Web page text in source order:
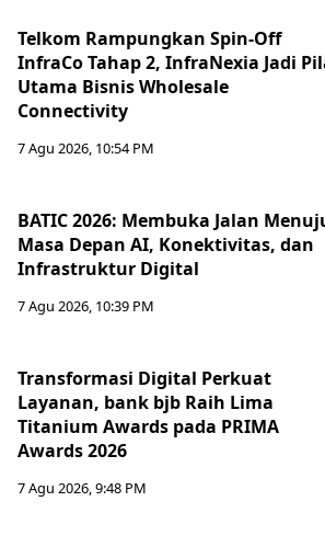
Telkom Rampungkan Spin-Off
InfraCo Tahap 2, InfraNexia Jadi
Utama Bisnis Wholesale
Connectivity
7 Agu 2026, 10:54 PM
BATIC 2026: Membuka Jalan
Masa Depan AI, Konektivitas, dan
Infrastruktur Digital
7 Agu 2026, 10:39 PM
Transformasi Digital Perkuat
Layanan, bank bjb Raih Lima
Titanium Awards pada PRIMA
Awards 2026
7 Agu 2026, 9:48 PM